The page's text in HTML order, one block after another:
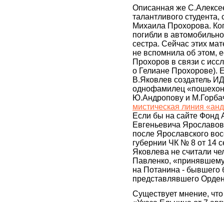
Описанная же
талантливого
Михаила Прохорова.
погибли в
сестра. Сейчас этих
не вспомнила об этом,
Прохоров в связи с
о Гелиане Прохорове).
В.Яковлев создатель
однофамилец
Ю.Андропову и
мистическая линия
Если бы на сайте Фонд
Евгеньевича
после Ярославского
губернии ЧК № 8 от 14
Яковлева не считали
Павленко,
на Потанина - бывшего
представлявшего
Существует мнение,